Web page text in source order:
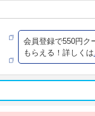
会員登録で550円ク
もらえる！詳しくは